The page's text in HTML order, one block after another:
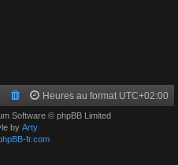
Heures au format UTC+02:00
Software © phpBB Limited
by Arty
fr.com